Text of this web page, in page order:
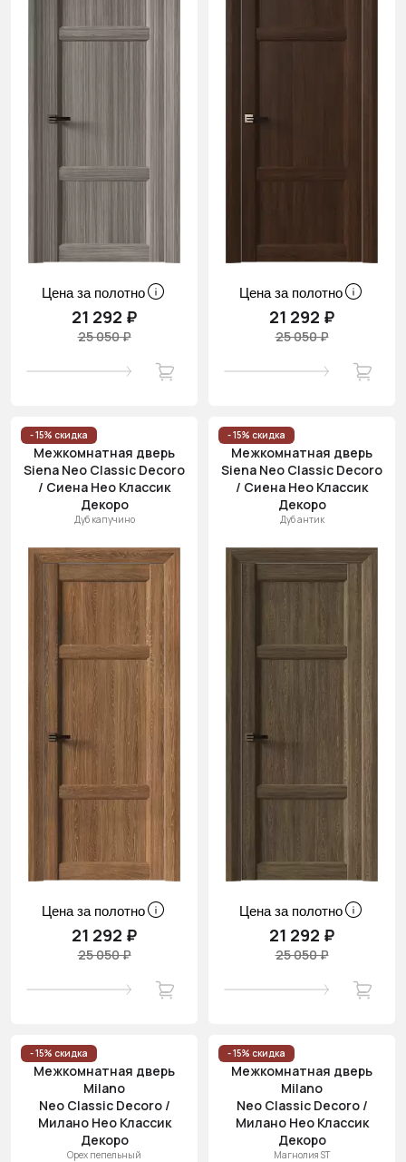
Цена за полотно
21 292 ₽
25 050 ₽
Цена за полотно
21 292 ₽
25 050 ₽
- 15% скидка
Межкомнатная дверь
Siena Neo Classic Decoro
/ Сиена Нео Классик
Декоро
Дуб капучино
Цена за полотно
21 292 ₽
25 050 ₽
- 15% скидка
Межкомнатная дверь
Siena Neo Classic Decoro
/ Сиена Нео Классик
Декоро
Дуб антик
Цена за полотно
21 292 ₽
25 050 ₽
- 15% скидка
Межкомнатная дверь
Milano
Neo Classic Decoro /
Милано Нео Классик
Декоро
Орех пепельный
- 15% скидка
Межкомнатная дверь
Milano
Neo Classic Decoro /
Милано Нео Классик
Декоро
Магнолия ST